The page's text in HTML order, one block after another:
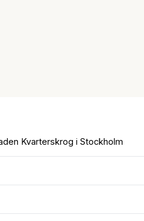
Kvarterskrog i Stockholm